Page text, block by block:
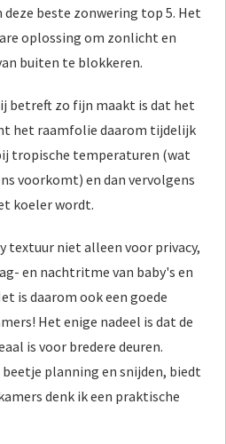
beste zonwering top 5. Het
oplossing om zonlicht en
buiten te blokkeren.
betreft zo fijn maakt is dat het
het raamfolie daarom tijdelijk
tropische temperaturen (wat
voorkomt) en dan vervolgens
koeler wordt.
textuur niet alleen voor privacy,
en nachtritme van baby's en
is daarom ook een goede
Het enige nadeel is dat de
is voor bredere deuren.
planning en snijden, biedt
denk ik een praktische